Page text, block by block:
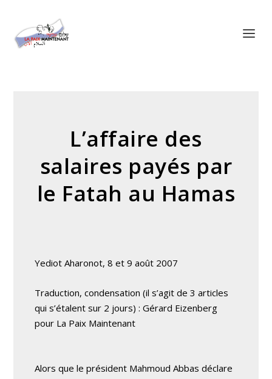
L’affaire des
salaires payés par
le Fatah au Hamas
Yediot Aharonot, 8 et 9 août 2007
Traduction, condensation (il s’agit de 3 articles
qui s’étalent sur 2 jours) : Gérard Eizenberg
pour La Paix Maintenant
Alors que le président Mahmoud Abbas déclare